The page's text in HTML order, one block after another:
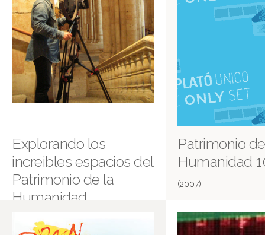
Explorando los
increibles espacios del
Patrimonio de la
Humanidad
Patrimonio
Humanidad
(2007)